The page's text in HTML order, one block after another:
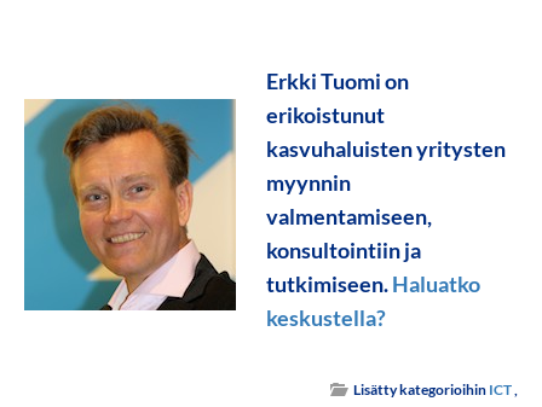
Erkki Tuomi on
erikoistunut
kasvuhaluisten yritysten
myynnin
valmentamiseen,
konsultointiin ja
tutkimiseen.Haluatko
keskustella?
Lisätty kategorioihin ICT,